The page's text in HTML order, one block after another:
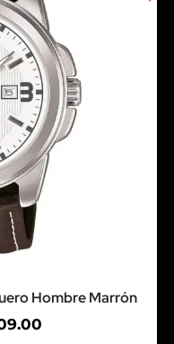
Hombre Marrón